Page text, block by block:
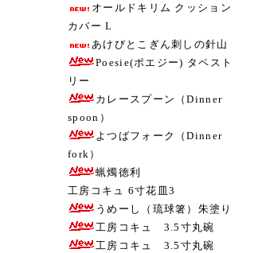
オールドキリム クッション
カバー L
あけびとこぎん刺しの針山
Poesie(ポエジー) タペスト
リー
カレースプーン（Dinner
spoon）
よつばフォーク（Dinner
fork）
蝋燭徳利
工房コキュ 6寸花皿3
うめーし（琉球箸）朱塗り
工房コキュ 3.5寸丸碗
工房コキュ 3.5寸丸碗